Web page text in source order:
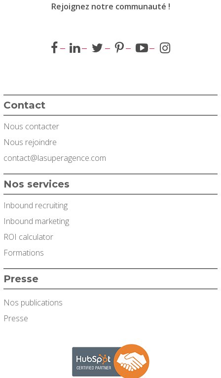
Rejoignez notre communauté !
Contact
Nous contacter
Nous rejoindre
contact@lasuperagence.com
Nos services
Inbound recruiting
Inbound marketing
ROI calculator
Formations
Presse
Nos publications
Presse